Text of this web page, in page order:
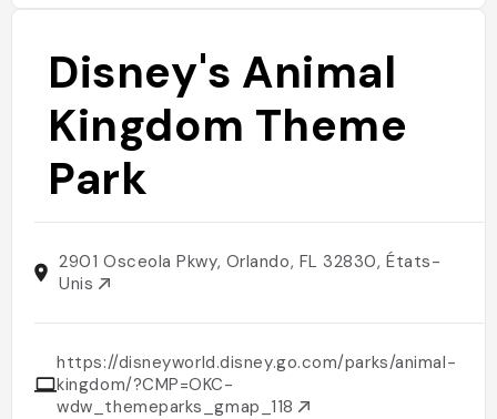
Disney's Animal
Kingdom Theme
Park
2901 Osceola Pkwy, Orlando, FL 32830, États-
Unis
https://disneyworld.disney.go.com/parks/animal-
kingdom/?CMP=OKC-
wdw_themeparks_gmap_118